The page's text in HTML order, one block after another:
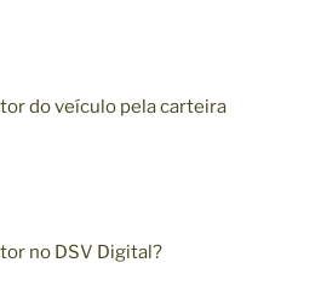
do veículo pela carteira
no DSV Digital?